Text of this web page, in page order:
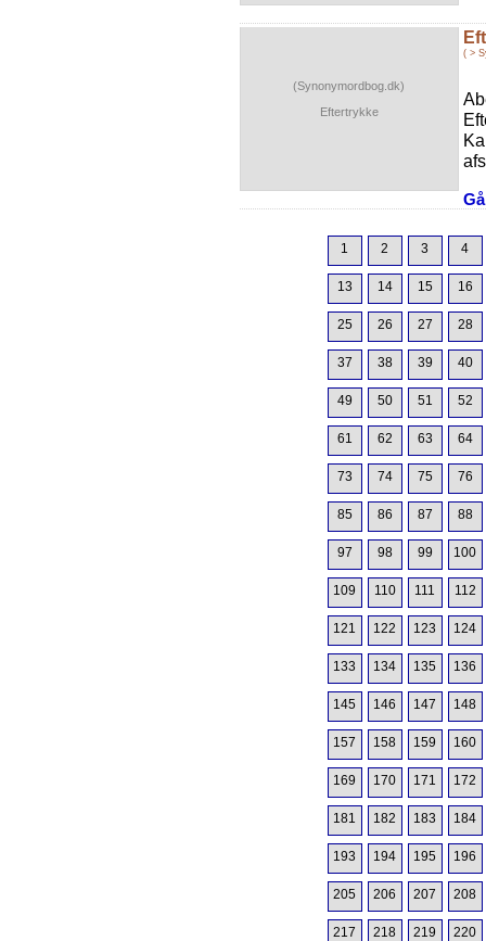
(Synonymordbog.dk)
Eftertrykke
( >
1 2 3 4
13 14 15 16
25 26 27 28
37 38 39 40
49 50 51 52
61 62 63 64
73 74 75 76
85 86 87 88
97 98 99 100
109 110 111 112
121 122 123 124
133 134 135 136
145 146 147 148
157 158 159 160
169 170 171 172
181 182 183 184
193 194 195 196
205 206 207 208
217 218 219 220